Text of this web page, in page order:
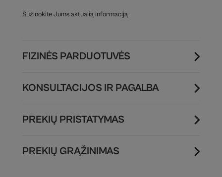
Sužinokite Jums aktualią informaciją
FIZINĖS PARDUOTUVĖS
KONSULTACIJOS IR PAGALBA
PREKIŲ PRISTATYMAS
PREKIŲ GRĄŽINIMAS